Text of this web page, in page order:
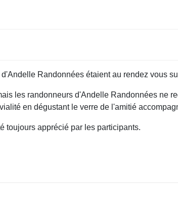
Randonnées étaient au rendez vous
les randonneurs d'Andelle Randonnées ne
en dégustant le verre de l'amitié
toujours apprécié par les participants.